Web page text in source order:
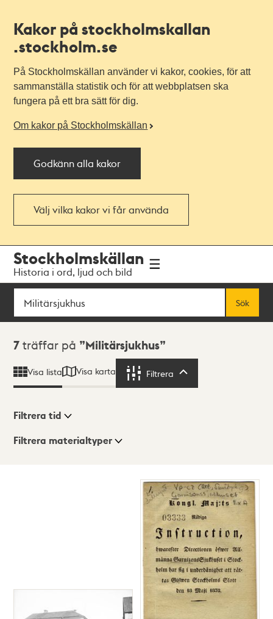
Kakor på stockholmskallan
.stockholm.se
På Stockholmskällan använder vi kakor, cookies, för att
sammanställa statistik och för att webbplatsen ska
fungera på ett bra sätt för dig.
Om kakor på Stockholmskällan
Godkänn alla kakor
Välj vilka kakor vi får använda
navigationen
huvudinnehållet
Stockholmskällan
Historia i ord, ljud och bild
Sök
Sök
Sökresultat
7 träffar på Militärsjukhus
Visa lista Visa karta Filtrera
Visningsläge
Filtrera tid
Filtrera materialtyper